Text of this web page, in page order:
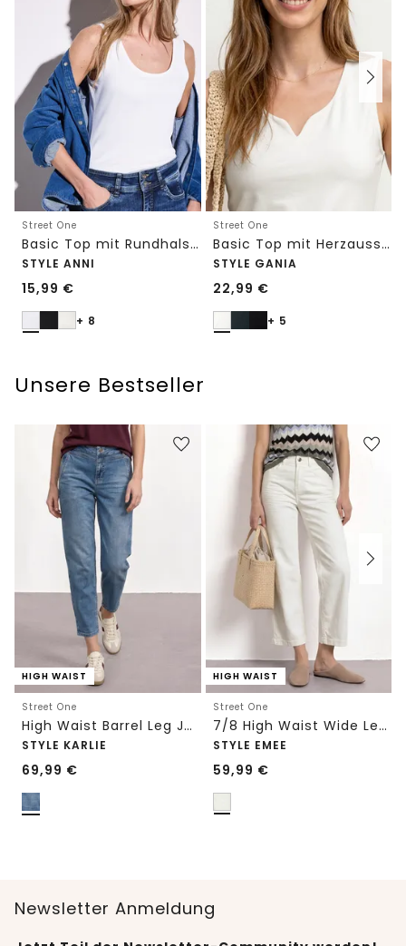
Street One
Basic Top mit Rundhals in Unifarbe
STYLE ANNI
15,99 €
+ 8
Street One
Basic Top mit Herzausschnitt
STYLE GANIA
22,99 €
+ 5
Unsere Bestseller
HIGH WAIST
Street One
High Waist Barrel Leg Jeans im Loose Fit
STYLE KARLIE
69,99 €
HIGH WAIST
Street One
7/8 High Waist Wide Leg Jeans im Loose Fit
STYLE EMEE
59,99 €
Newsletter Anmeldung